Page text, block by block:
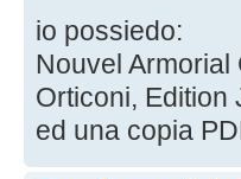
io possiedo:
Nouvel
Orticoni, Edition
ed una copia